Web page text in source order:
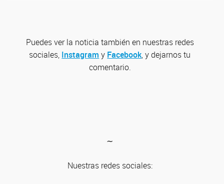
Puedes ver la noticia también en nuestras redes
sociales, Instagram y Facebook, y dejarnos tu
comentario.
∼
Nuestras redes sociales: